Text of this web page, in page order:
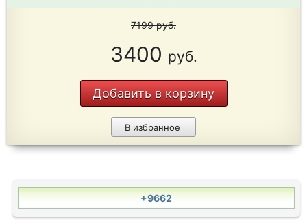
7199руб.
3400 руб.
Добавить в корзину
В избранное
+9662